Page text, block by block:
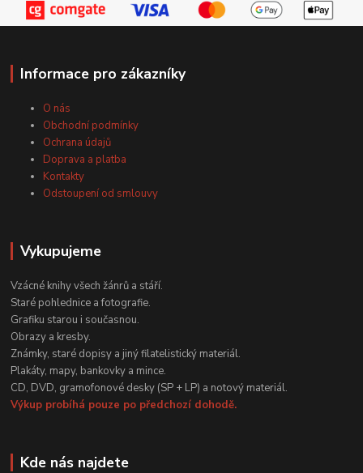
Informace pro zákazníky
O nás
Obchodní podmínky
Ochrana údajů
Doprava a platba
Kontakty
Odstoupení od smlouvy
Vykupujeme
Vzácné knihy všech žánrů a stáří.
Staré pohlednice a fotografie.
Grafiku starou i současnou.
Obrazy a kresby.
Známky, staré dopisy a jiný filatelistický materiál.
Plakáty, mapy, bankovky a mince.
CD, DVD, gramofonové desky (SP + LP) a notový materiál.
Výkup probíhá pouze po předchozí dohodě.
Kde nás najdete